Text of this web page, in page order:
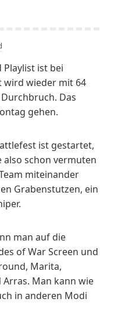
ist bei
wird wieder mit 64
Das
gehen.
ist gestartet,
also schon vermuten
miteinander
Grabenstutzen, ein
man auf die
of War Screen und
Marita,
Man kann wie
in anderen Modi